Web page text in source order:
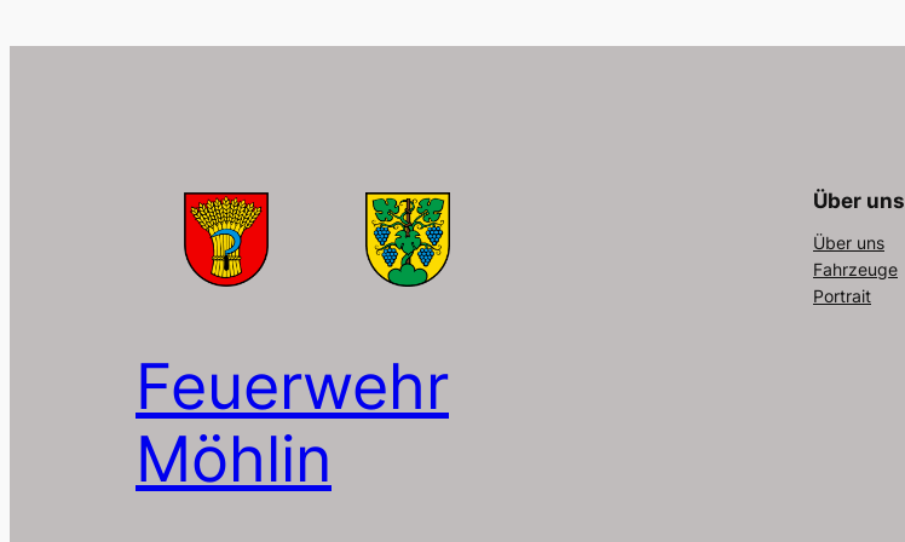
Feuerwehr
Möhlin
Über uns
Über uns
Fahrzeuge
Portrait